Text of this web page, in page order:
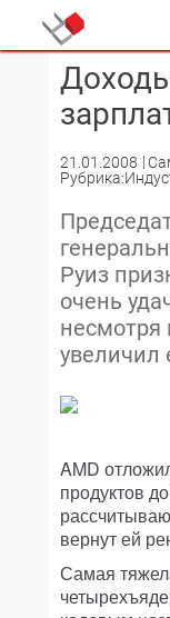
21.01.2008
Руиз
очень
несмотря
увеличил
AMD
продуктов
вернут ей
Самая